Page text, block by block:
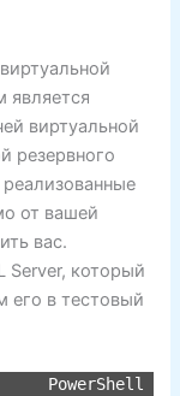
виртуальной
резервного
от вашей
вас.
Server, который
его в тестовый
PowerShell